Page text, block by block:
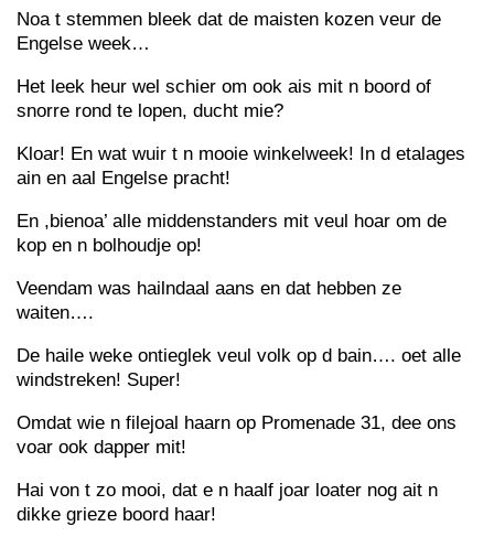
Noa t stemmen bleek dat de maisten kozen veur de
Engelse week…
Het leek heur wel schier om ook ais mit n boord of
snorre rond te lopen, ducht mie?
Kloar! En wat wuir t n mooie winkelweek! In d etalages
ain en aal Engelse pracht!
En ,bienoa’ alle middenstanders mit veul hoar om de
kop en n bolhoudje op!
Veendam was hailndaal aans en dat hebben ze
waiten….
De haile weke ontieglek veul volk op d bain…. oet alle
windstreken! Super!
Omdat wie n filejoal haarn op Promenade 31, dee ons
voar ook dapper mit!
Hai von t zo mooi, dat e n haalf joar loater nog ait n
dikke grieze boord haar!